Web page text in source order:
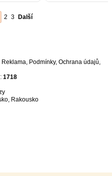
2 3 Další
Reklama, Podmínky, Ochrana údajů,
1718
, Rakousko